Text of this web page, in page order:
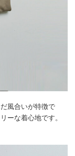
風合いが特徴で
ーな着心地です。